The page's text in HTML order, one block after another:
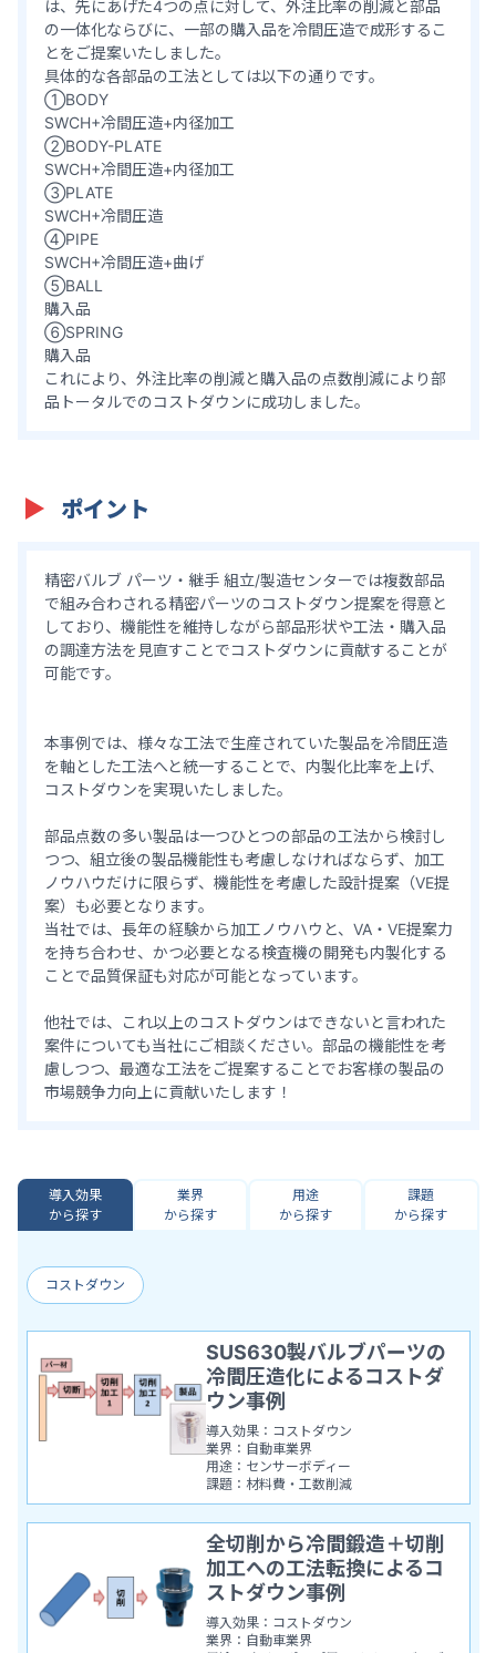
は、先にあげた4つの点に対して、外注比率の削減と部品
の一体化ならびに、一部の購入品を冷間圧造で成形するこ
とをご提案いたしました。
具体的な各部品の工法としては以下の通りです。
①BODY
SWCH+冷間圧造+内径加工
②BODY-PLATE
SWCH+冷間圧造+内径加工
③PLATE
SWCH+冷間圧造
④PIPE
SWCH+冷間圧造+曲げ
⑤BALL
購入品
⑥SPRING
購入品
これにより、外注比率の削減と購入品の点数削減により部
品トータルでのコストダウンに成功しました。
ポイント
精密バルブ パーツ・継手 組立/製造センターでは複数部品
で組み合わされる精密パーツのコストダウン提案を得意と
しており、機能性を維持しながら部品形状や工法・購入品
の調達方法を見直すことでコストダウンに貢献することが
可能です。
本事例では、様々な工法で生産されていた製品を冷間圧造
を軸とした工法へと統一することで、内製化比率を上げ、
コストダウンを実現いたしました。
部品点数の多い製品は一つひとつの部品の工法から検討し
つつ、組立後の製品機能性も考慮しなければならず、加工
ノウハウだけに限らず、機能性を考慮した設計提案（VE提
案）も必要となります。
当社では、長年の経験から加工ノウハウと、VA・VE提案力
を持ち合わせ、かつ必要となる検査機の開発も内製化する
ことで品質保証も対応が可能となっています。
他社では、これ以上のコストダウンはできないと言われた
案件についても当社にご相談ください。部品の機能性を考
慮しつつ、最適な工法をご提案することでお客様の製品の
市場競争力向上に貢献いたします！
導入効果
から探す
業界
から探す
用途
から探す
課題
から探す
コストダウン
SUS630製バルブパーツの
冷間圧造化によるコストダ
ウン事例
導入効果：コストダウン
業界：自動車業界
用途：センサーボディー
課題：材料費・工数削減
全切削から冷間鍛造＋切削
加工への工法転換によるコ
ストダウン事例
導入効果：コストダウン
業界：自動車業界